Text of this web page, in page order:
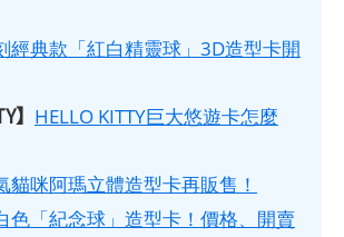
經典款「紅白精靈球」3D造型卡開
】 HELLO KITTY巨大悠遊卡怎麼
貓咪阿瑪立體造型卡再販售！
色「紀念球」造型卡！價格、開賣